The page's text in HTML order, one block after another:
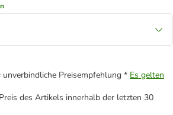
Preisempfehlung * Es gelten
des Artikels innerhalb der letzten 30